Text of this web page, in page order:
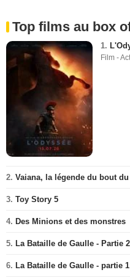
Top films au box
1.
Film -
2. Vaiana, la légende du bout
3. Toy Story 5
4. Des Minions et des monstres
5. La Bataille de Gaulle - Partie
6. La Bataille de Gaulle - partie